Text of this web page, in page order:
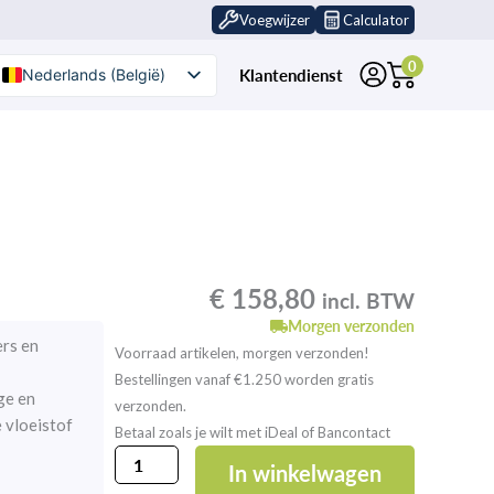
Voegwijzer Calculator
Nederlands (België)
Klantendienst 0
en
en
vloeistof
€ 158,80 incl. BTW
Morgen verzonden
Voorraad artikelen, morgen verzonden!
Bestellingen vanaf €1.250 worden gratis
verzonden.
Betaal zoals je wilt met iDeal of Bancontact
Lithofin
IK
In winkelwagen